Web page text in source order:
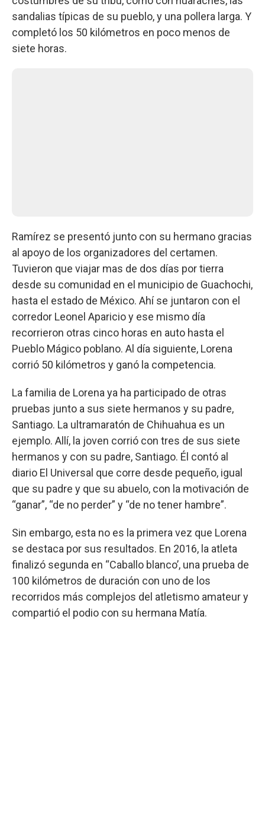
sandalias típicas de su pueblo, y una pollera larga. Y
completó los 50 kilómetros en poco menos de
siete horas.
Ramírez se presentó junto con su hermano gracias
al apoyo de los organizadores del certamen.
Tuvieron que viajar mas de dos días por tierra
desde su comunidad en el municipio de Guachochi,
hasta el estado de México. Ahí se juntaron con el
corredor Leonel Aparicio y ese mismo día
recorrieron otras cinco horas en auto hasta el
Pueblo Mágico poblano. Al día siguiente, Lorena
corrió 50 kilómetros y ganó la competencia.
La familia de Lorena ya ha participado de otras
pruebas junto a sus siete hermanos y su padre,
Santiago. La ultramaratón de Chihuahua es un
ejemplo. Allí, la joven corrió con tres de sus siete
hermanos y con su padre, Santiago. Él contó al
diario El Universal que corre desde pequeño, igual
que su padre y que su abuelo, con la motivación de
“ganar”, “de no perder” y “de no tener hambre”.
Sin embargo, esta no es la primera vez que Lorena
se destaca por sus resultados. En 2016, la atleta
finalizó segunda en “Caballo blanco’, una prueba de
100 kilómetros de duración con uno de los
recorridos más complejos del atletismo amateur y
compartió el podio con su hermana Matía.